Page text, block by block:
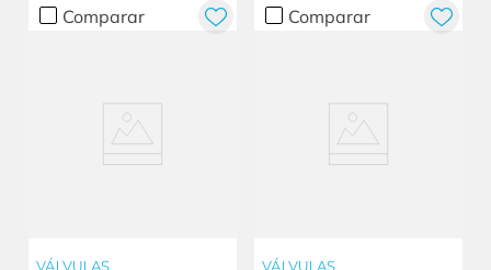
Comparar
VÁLVULAS
Comparar
VÁLVULAS